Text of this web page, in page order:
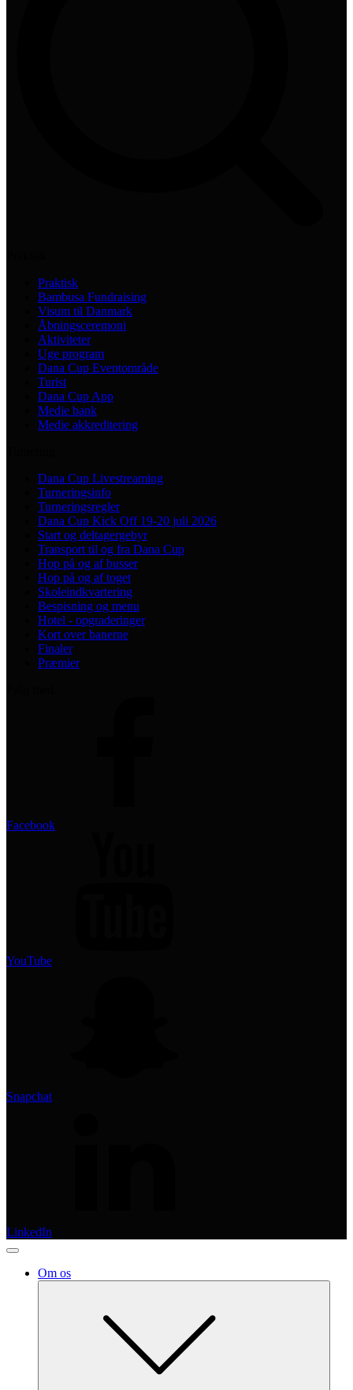
Praktisk
Bambusa Fundraising
Visum til Danmark
Åbningsceremoni
Aktiviteter
Uge program
Dana Cup Eventområde
Turist
Dana Cup App
Medie bank
Medie akkreditering
Dana Cup Livestreaming
Turneringsinfo
Turneringsregler
Dana Cup Kick Off 19-20 juli 2026
Start og deltagergebyr
Transport til og fra Dana Cup
Hop på og af busser
Hop på og af toget
Skoleindkvartering
Bespisning og menu
Hotel - opgraderinger
Kort over banerne
Finaler
Præmier
Facebook
YouTube
Snapchat
LinkedIn
Om os